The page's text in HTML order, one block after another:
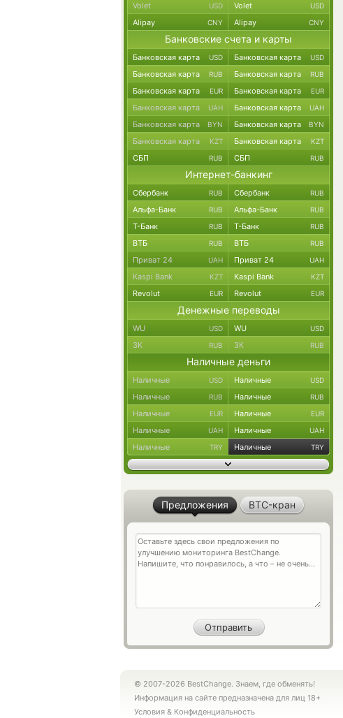
Volet USD Volet USD
Alipay CNY Alipay CNY
Банковские счета и карты
Банковская карта USD Банковская карта USD
Банковская карта RUB Банковская карта RUB
Банковская карта EUR Банковская карта EUR
Банковская карта UAH Банковская карта UAH
Банковская карта BYN Банковская карта BYN
Банковская карта KZT Банковская карта KZT
СБП RUB СБП RUB
Интернет-банкинг
Сбербанк RUB Сбербанк RUB
Альфа-Банк RUB Альфа-Банк RUB
Т-Банк RUB Т-Банк RUB
ВТБ RUB ВТБ RUB
Приват 24 UAH Приват 24 UAH
Kaspi Bank KZT Kaspi Bank KZT
Revolut EUR Revolut EUR
Денежные переводы
WU USD WU USD
ЗК RUB ЗК RUB
Наличные деньги
Наличные USD Наличные USD
Наличные RUB Наличные RUB
Наличные EUR Наличные EUR
Наличные UAH Наличные UAH
Наличные TRY Наличные TRY
Предложения BTC-кран
© 2007-2026 BestChange. Знаем, где обменять!
Информация на сайте предназначена для лиц 18+
Условия & Конфиденциальность